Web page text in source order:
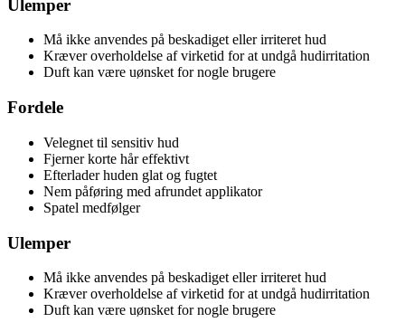
Ulemper
Må ikke anvendes på beskadiget eller irriteret hud
Kræver overholdelse af virketid for at undgå hudirritation
Duft kan være uønsket for nogle brugere
Fordele
Velegnet til sensitiv hud
Fjerner korte hår effektivt
Efterlader huden glat og fugtet
Nem påføring med afrundet applikator
Spatel medfølger
Ulemper
Må ikke anvendes på beskadiget eller irriteret hud
Kræver overholdelse af virketid for at undgå hudirritation
Duft kan være uønsket for nogle brugere